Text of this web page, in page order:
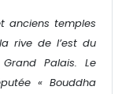
anciens temples
rive de l’est du
Palais. Le
« Bouddha